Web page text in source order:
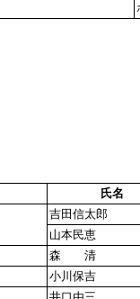
氏名
吉田信太郎
山本民恵
森 清
小川保吉